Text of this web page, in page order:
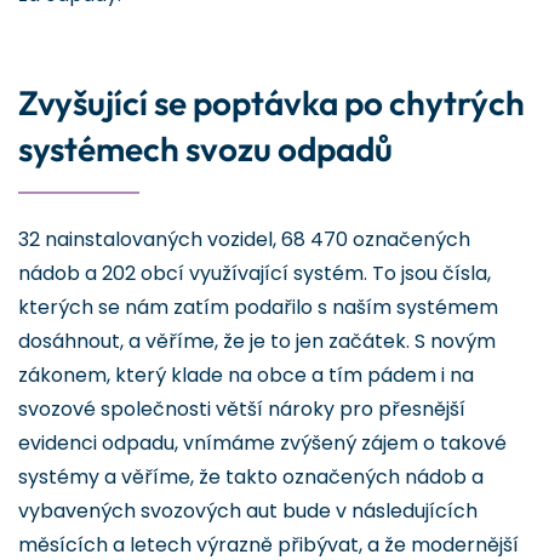
Zvyšující se poptávka po chytrých
systémech svozu odpadů
32 nainstalovaných vozidel, 68 470 označených
nádob a 202 obcí využívající systém. To jsou čísla,
kterých se nám zatím podařilo s naším systémem
dosáhnout, a věříme, že je to jen začátek. S novým
zákonem, který klade na obce a tím pádem i na
svozové společnosti větší nároky pro přesnější
evidenci odpadu, vnímáme zvýšený zájem o takové
systémy a věříme, že takto označených nádob a
vybavených svozových aut bude v následujících
měsících a letech výrazně přibývat, a že modernější